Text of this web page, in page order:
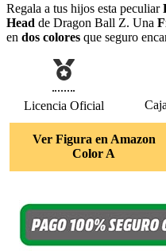
Regala a tus hijos esta peculiar
Head de Dragon Ball Z. Una
en dos colores que seguro
Licencia Oficial
Ver Figura en Amazon
Color A